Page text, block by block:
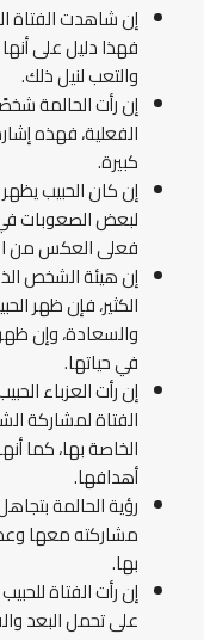
إن شاهدت الفتاة
فهذا دليل على
والتعب لنيل ذلك.
إن رأت الحالمة
الفعلية، فهذه
كبيرة.
إن كان الحبيب
لبعض الصعوبات
فعلى العكس من
إن هيئة الشخص
الكثير، فإن ظهر
والسعادة، وإن
في حياتها.
إن رأت العزباء
الفتاة لمشاركة
الخاصة بها، كما
أهدافها.
رؤية الحالمة
مشاركته معها
بها.
إن رأت الفتاة
على تحمل البعد